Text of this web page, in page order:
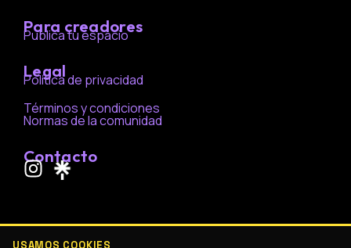
Para creadores
Publica tu espacio
Legal
Política de privacidad
Términos y condiciones
Normas de la comunidad
Contacto
I
n
t
USAMOS COOKIES